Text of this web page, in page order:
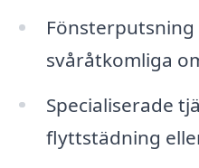
svåråtkomliga
Specialiserade
flyttstädning